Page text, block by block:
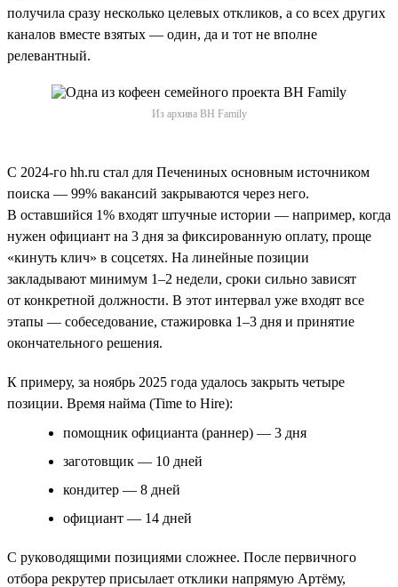
получила сразу несколько целевых откликов, а со всех других
каналов вместе взятых — один, да и тот не вполне
релевантный.
Из архива BH Family
С 2024-го hh.ru стал для Печениных основным источником
поиска — 99% вакансий закрываются через него.
В оставшийся 1% входят штучные истории — например, когда
нужен официант на 3 дня за фиксированную оплату, проще
«кинуть клич» в соцсетях. На линейные позиции
закладывают минимум 1–2 недели, сроки сильно зависят
от конкретной должности. В этот интервал уже входят все
этапы — собеседование, стажировка 1–3 дня и принятие
окончательного решения.
К примеру, за ноябрь 2025 года удалось закрыть четыре
позиции. Время найма (Time to Hire):
помощник официанта (раннер) — 3 дня
заготовщик — 10 дней
кондитер — 8 дней
официант — 14 дней
С руководящими позициями сложнее. После первичного
отбора рекрутер присылает отклики напрямую Артёму,